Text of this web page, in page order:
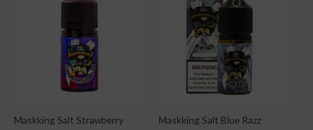
Maskking Salt Strawberry
Maskking Salt Blue Razz